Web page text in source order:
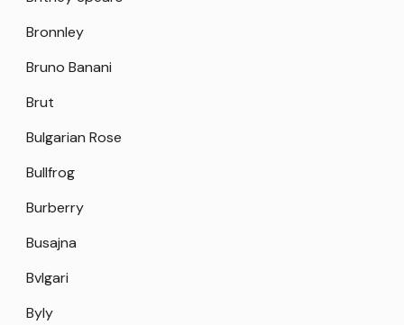
Bronnley
Bruno Banani
Brut
Bulgarian Rose
Bullfrog
Burberry
Busajna
Bvlgari
Byly